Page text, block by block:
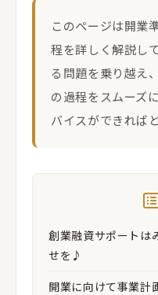
このページは開業
程を詳しく解説し
る問題を乗り越え
の過程をスムーズ
バイスができれば
創業融資サポートは
せを♪
開業に向けて事業計